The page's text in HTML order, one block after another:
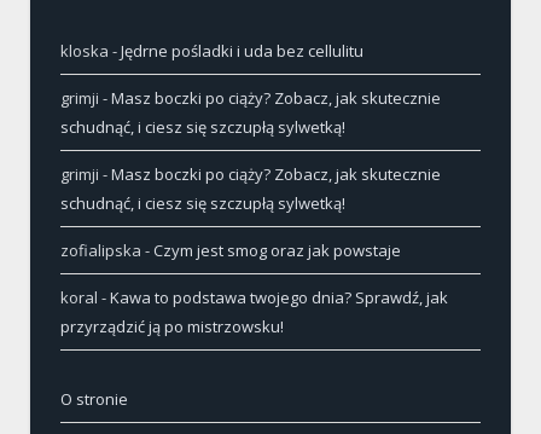
kloska -Jędrne pośladki i uda bez cellulitu
grimji -Masz boczki po ciąży? Zobacz, jak skutecznie
schudnąć, i ciesz się szczupłą sylwetką!
grimji -Masz boczki po ciąży? Zobacz, jak skutecznie
schudnąć, i ciesz się szczupłą sylwetką!
zofialipska -Czym jest smog oraz jak powstaje
koral -Kawa to podstawa twojego dnia? Sprawdź, jak
przyrządzić ją po mistrzowsku!
O stronie